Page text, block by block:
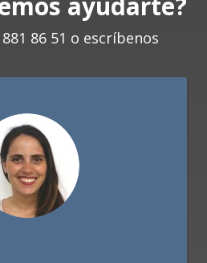
86 51 o escríbenos